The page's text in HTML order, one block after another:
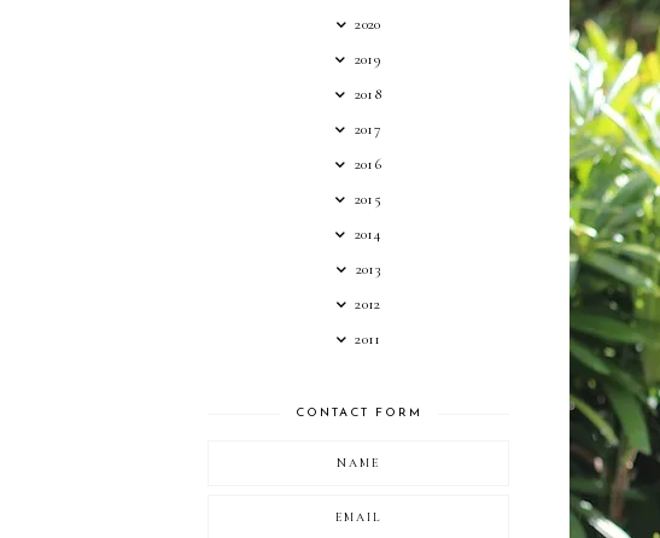
2020
2019
2018
2017
2016
2015
2014
2013
2012
2011
CONTACT FORM